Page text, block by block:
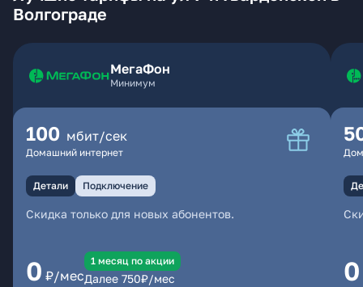
Волгограде
МегаФон
Минимум
100 мбит/сек
Домашний интернет
Детали Подключение
Скидка только для новых абонентов.
0 ₽/мес
1 месяц по акции
Далее 750₽/мес 0